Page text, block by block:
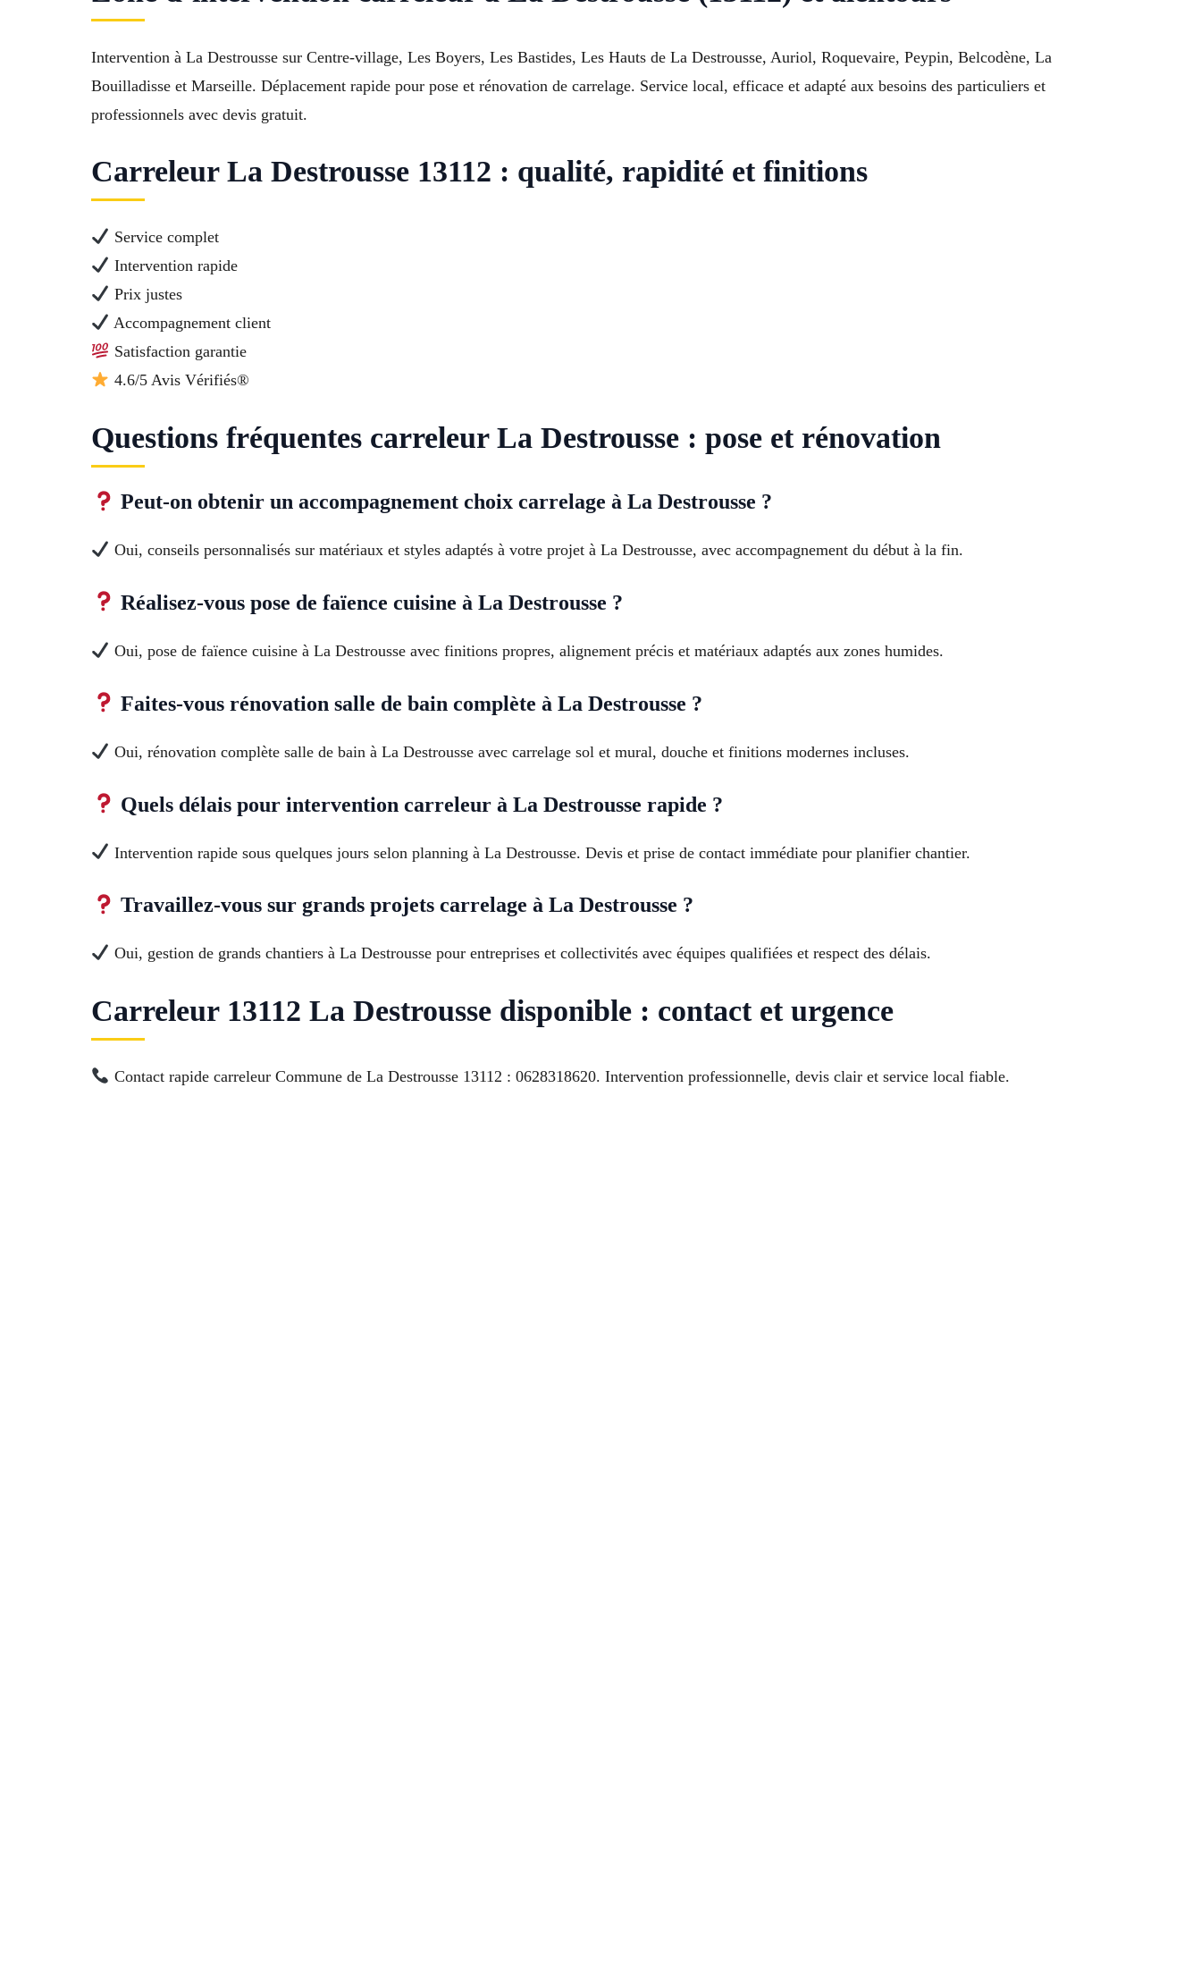
Intervention à La Destrousse sur Centre-village, Les Boyers, Les Bastides, Les Hauts de La Destrousse, Auriol, Roquevaire, Peypin, Belcodène, La
Bouilladisse et Marseille. Déplacement rapide pour pose et rénovation de carrelage. Service local, efficace et adapté aux besoins des particuliers et
professionnels avec devis gratuit.
Carreleur La Destrousse 13112 : qualité, rapidité et finitions
Service complet
Intervention rapide
Prix justes
Accompagnement client
Satisfaction garantie
4.6/5 Avis Vérifiés®
Questions fréquentes carreleur La Destrousse : pose et rénovation
Peut-on obtenir un accompagnement choix carrelage à La Destrousse ?
Oui, conseils personnalisés sur matériaux et styles adaptés à votre projet à La Destrousse, avec accompagnement du début à la fin.
Réalisez-vous pose de faïence cuisine à La Destrousse ?
Oui, pose de faïence cuisine à La Destrousse avec finitions propres, alignement précis et matériaux adaptés aux zones humides.
Faites-vous rénovation salle de bain complète à La Destrousse ?
Oui, rénovation complète salle de bain à La Destrousse avec carrelage sol et mural, douche et finitions modernes incluses.
Quels délais pour intervention carreleur à La Destrousse rapide ?
Intervention rapide sous quelques jours selon planning à La Destrousse. Devis et prise de contact immédiate pour planifier chantier.
Travaillez-vous sur grands projets carrelage à La Destrousse ?
Oui, gestion de grands chantiers à La Destrousse pour entreprises et collectivités avec équipes qualifiées et respect des délais.
Carreleur 13112 La Destrousse disponible : contact et urgence
Contact rapide carreleur Commune de La Destrousse 13112 : 0628318620. Intervention professionnelle, devis clair et service local fiable.